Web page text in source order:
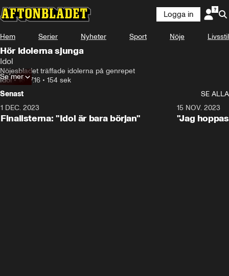
Logga in
Hem Serier Nyheter Sport Nöje Livsstil
Hör idolerna sjunga
Idol
Nöjesbladet träffade idolerna på genrepet
Idol•18.07.16 • 154 sek
Se mer
Senast
SE ALLA
1 DEC. 2023
Finalisterna: "Idol är bara början"
15 NOV. 2023
"Jag